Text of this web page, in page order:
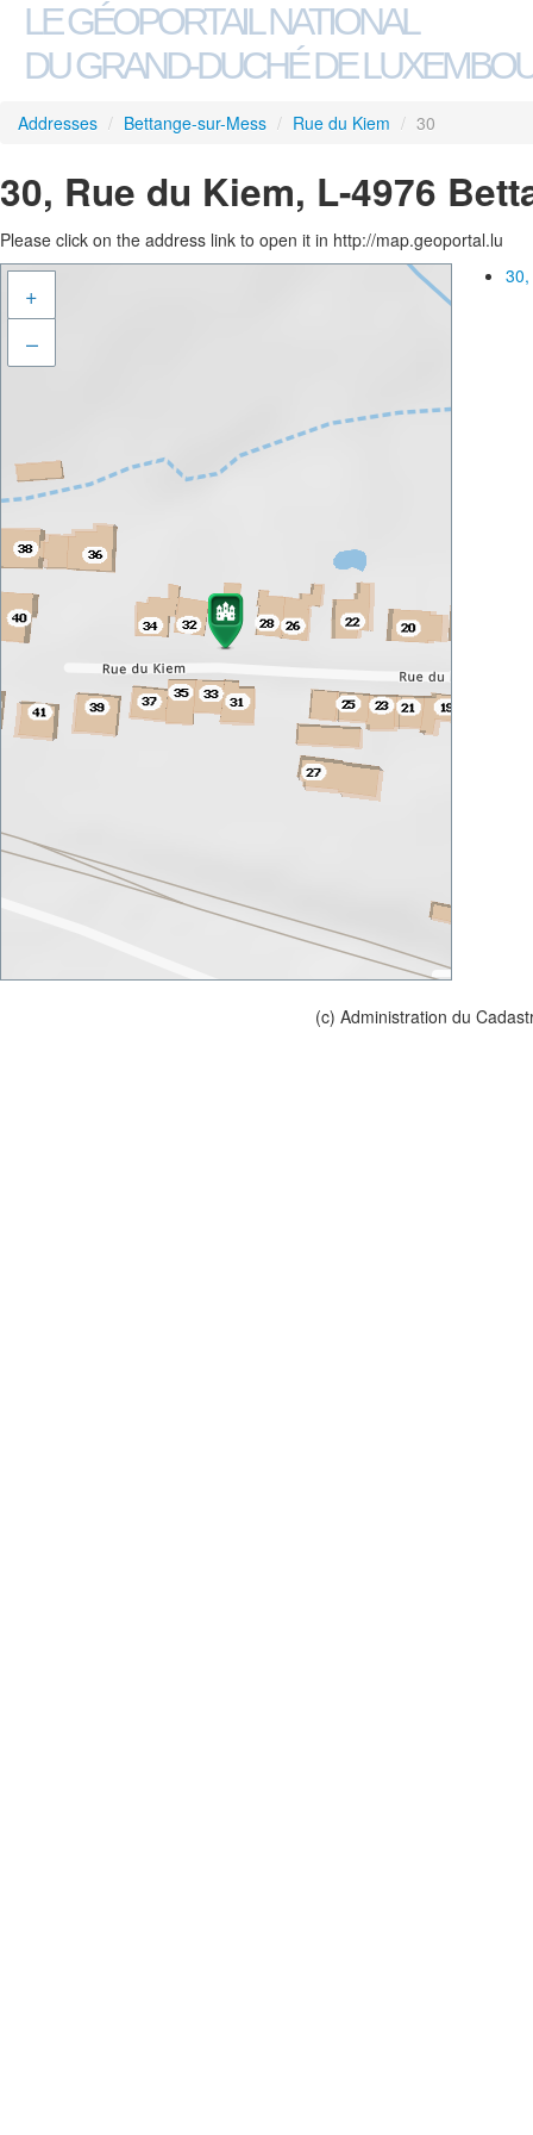
LE GÉOPORTAIL NATIONAL
DU GRAND-DUCHÉ DE
Addresses / Bettange-sur-Mess / Rue du Kiem / 30
30, Rue du Kiem, L-4976
Please click on the address link to open it in http://map.geoportal.lu
+
–
(c) Administration du